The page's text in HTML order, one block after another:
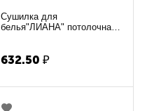
Сушилка для
белья"ЛИАНА" потолочная
632.50 ₽